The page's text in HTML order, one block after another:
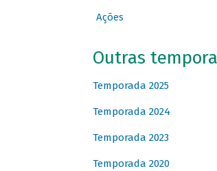
Ações
Outras
Temporada 2025
Temporada 2024
Temporada 2023
Temporada 2020